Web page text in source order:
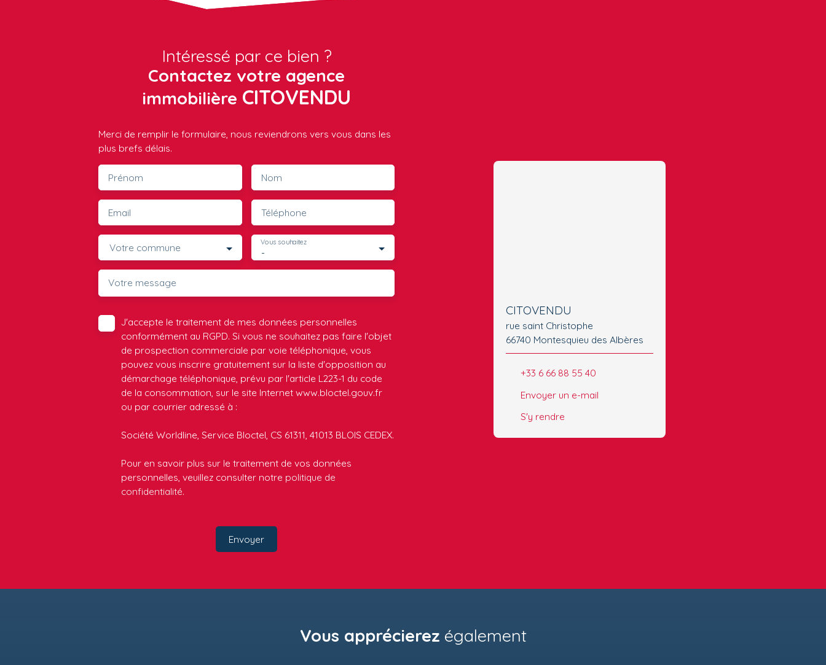
Intéressé par ce bien ?
Contactez votre agence
immobilière CITOVENDU
Merci de remplir le formulaire, nous reviendrons vers vous dans les
plus brefs délais.
Prénom Nom
Email Téléphone
Votre commune -
Vous souhaitez
Votre message
J'accepte le traitement de mes données personnelles
conformément au RGPD. Si vous ne souhaitez pas faire l'objet
de prospection commerciale par voie téléphonique, vous
pouvez vous inscrire gratuitement sur la liste d'opposition au
démarchage téléphonique, prévu par l'article L223-1 du code
de la consommation, sur le site Internet www.bloctel.gouv.fr
ou par courrier adressé à :
Société Worldline, Service Bloctel, CS 61311, 41013 BLOIS CEDEX.
Pour en savoir plus sur le traitement de vos données
personnelles, veuillez consulter notre politique de
confidentialité.
Envoyer
CITOVENDU
rue saint Christophe
66740 Montesquieu des Albères
+33 6 66 88 55 40
Envoyer un e-mail
S'y rendre
Vous apprécierez également